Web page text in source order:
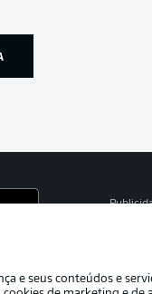
e seus conteúdos e